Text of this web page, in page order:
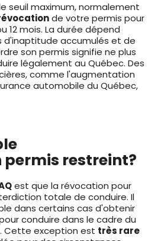
seuil maximum, normalement
de votre permis pour
12 mois. La durée dépend
d'inaptitude accumulés et de
son permis signifie ne plus
légalement au Québec. Des
comme l'augmentation
automobile du Québec,
restreint?
est que la révocation pour
totale de conduire. Il
dans certains cas d'obtenir
conduire dans le cadre du
Cette exception est très rare